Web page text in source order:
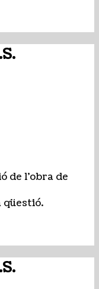
de l'obra de
qüestió.